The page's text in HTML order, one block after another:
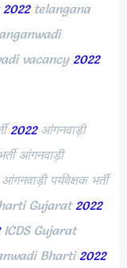
2022telangana
vacancy 2022
2022आंगनवाड़ी
आंगनवाड़ी
पर्यवेक्षक भर्ती
Gujarat 2022
ICDS Gujarat
Bharti 2022